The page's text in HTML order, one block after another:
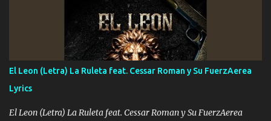
A veces me pongo un sombrero a veces me ven la cachucha de lado
con la mirada siempre en alto A veces me fajó una super o a veces
me fajó una Glock siempre armado todas las generaciones yo
traigo El chiste es que hago lo que quiero pues así soy me mandó
yo tengo el control a todos yo les paro el dedo soy hocicon un
malcriado un malandrón Que Les importa no saben nada falsas
las risas las que me miran hay gente corriente no quieren ve...
El Leon (Letra) La Ruleta feat. Cessar Roman y Su FuerzAerea
Lyrics
El Leon (Letra) La Ruleta feat. Cessar Roman y Su FuerzAerea